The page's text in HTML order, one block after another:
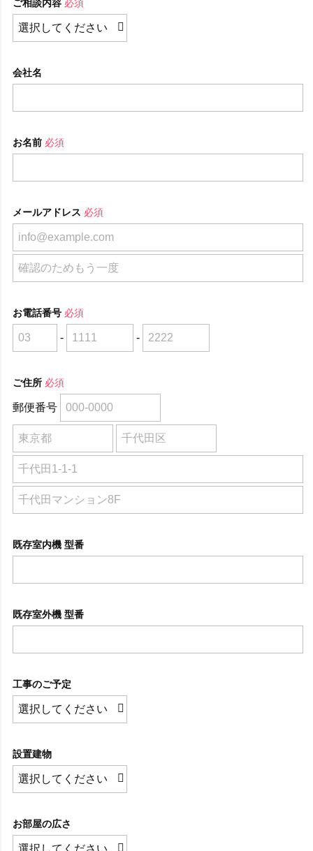
ご相談内容 必須
会社名
お名前 必須
メールアドレス 必須
お電話番号 必須
- -
ご住所 必須
郵便番号
既存室内機 型番
既存室外機 型番
工事のご予定
設置建物
お部屋の広さ